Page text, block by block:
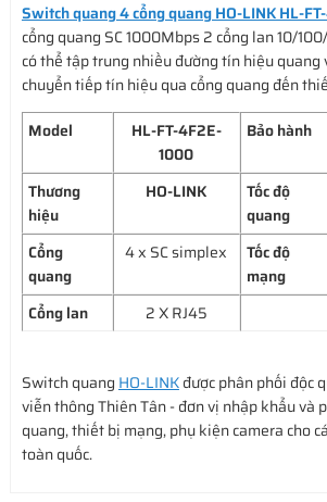
Switch quang 4 cổng quang HO-LINK HL-
cổng quang SC 1000Mbps 2 cổng lan 10/
có thể tập trung nhiều đường tín hiệu quang
chuyển tiếp tín hiệu qua cổng quang đến
Model
HL-FT-4F2E-
1000
Bảo hành
Thương
hiệu
HO-LINK
Tốc độ
quang
Cổng
quang
4 x SC simplex
Tốc độ
mạng
Cổng lan
2 X RJ45
Switch quang HO-LINKđược phân phối độc
viễn thông Thiên Tân - đơn vị nhập khẩu và
quang, thiết bị mạng, phụ kiện camera cho
toàn quốc.